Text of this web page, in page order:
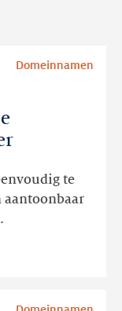
Domeinnamen
te
aantoonbaar